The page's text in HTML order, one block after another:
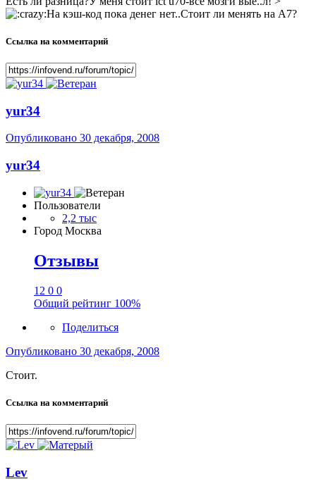
На кэш-код пока денег нет..Стоит ли менять на А7?
Ссылка на комментарий
yur34
Опубликовано 30 декабря, 2008
yur34
Пользователи
2,2 тыс
Город Москва
Отзывы
12 0 0
Общий рейтинг 100%
Поделиться
Опубликовано 30 декабря, 2008
Стоит.
Ссылка на комментарий
Lev